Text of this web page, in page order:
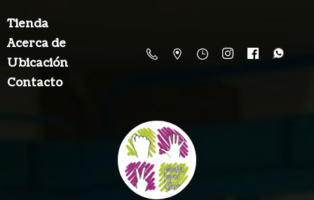
Tienda
Acerca de
Ubicación
Contacto